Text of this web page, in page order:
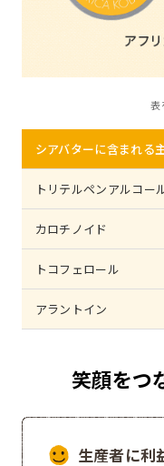
表
シアバターに含まれる
トリテルペンアルコー
カロチノイド
トコフェロール
アラントイン
笑顔をつ
生産者に利